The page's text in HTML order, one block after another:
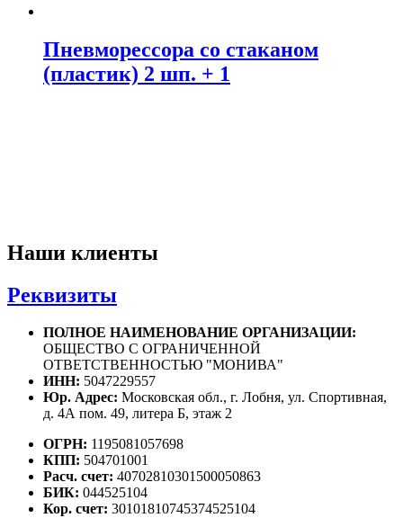
Пневморессора со стаканом
(пластик) 2 шп. + 1
Наши клиенты
Реквизиты
ПОЛНОЕ НАИМЕНОВАНИЕ ОРГАНИЗАЦИИ:
ОБЩЕСТВО С ОГРАНИЧЕННОЙ
ОТВЕТСТВЕННОСТЬЮ "МОНИВА"
ИНН: 5047229557
Юр. Адрес: Московская обл., г. Лобня, ул. Спортивная,
д. 4А пом. 49, литера Б, этаж 2
ОГРН: 1195081057698
КПП: 504701001
Расч. счет: 40702810301500050863
БИК: 044525104
Кор. счет: 30101810745374525104